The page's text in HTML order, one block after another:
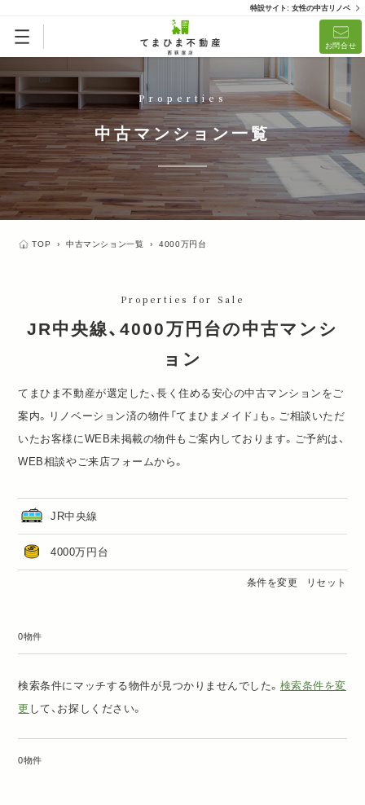
特設サイト: 女性の中古リノベ
お問合せ
Properties
中古マンション一覧
TOP › 中古マンション一覧 › 4000万円台
Properties for Sale
JR中央線、4000万円台の中古マンシ
ョン
てまひま不動産が選定した、長く住める安心の中古マンションをご
案内。リノベーション済の物件「てまひまメイド 」も。ご相談いただ
いたお客様にWEB未掲載の物件もご案内しております。ご予約は、
WEB相談やご来店フォームから。
JR中央線
4000万円台
条件を変更 リセット
0物件
検索条件にマッチする物件が見つかりませんでした。 検索条件を変
更 して、お探しください。
0物件
リノベーション済